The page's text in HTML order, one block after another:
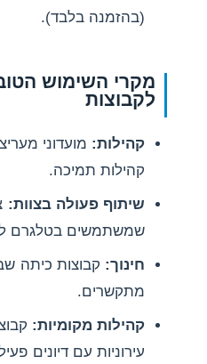
(בהזמנה בלבד).
מקרי השימוש
לקבוצות
קהילות: מועדוני
קהילות תמיכה.
שיתוף פעולה בצוות:
שמשתמשים בטלגרם
חינוך: קבוצות כיתה
מתקשרים.
קהילות מקומיות:
עירוניות עם דיונים